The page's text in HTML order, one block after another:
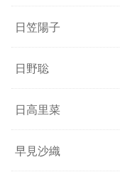
日笠陽子
日野聡
日高里菜
早見沙織